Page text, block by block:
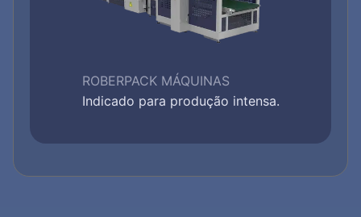
ROBERPACK MÁQUINAS
produções.